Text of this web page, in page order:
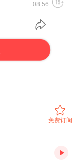
08:56
免费订阅